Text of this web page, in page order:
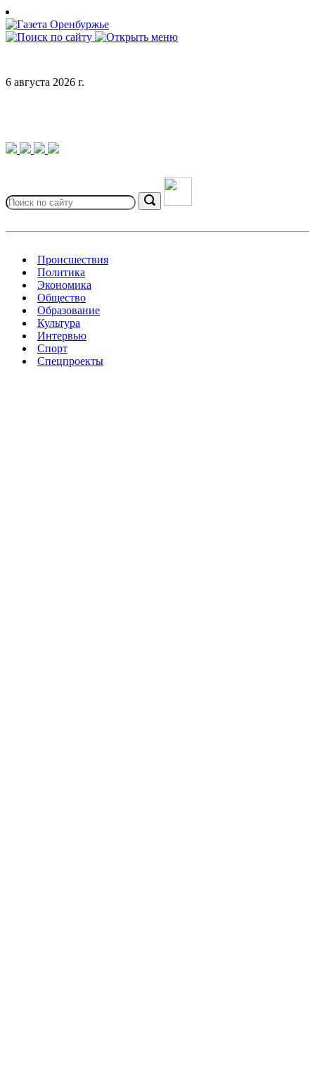
Skip
to
content
6 августа 2026 г.
for:
Search
Происшествия
Политика
Экономика
Общество
Образование
Культура
Интервью
Спорт
Спецпроекты